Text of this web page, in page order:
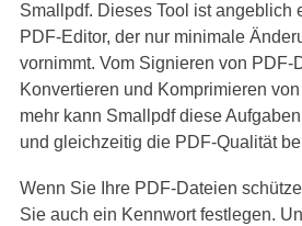
Smallpdf. Dieses Tool ist angeblich
PDF-Editor, der nur minimale
vornimmt. Vom Signieren von PDF-
Konvertieren und Komprimieren
mehr kann Smallpdf diese
und gleichzeitig die PDF-Qualität
Wenn Sie Ihre PDF-Dateien
Sie auch ein Kennwort festlegen.